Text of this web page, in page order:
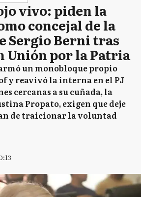
vivo: piden la
concejal de la
Sergio Berni tras
Unión por la Patria
un monobloque propio
y reavivó la interna en el PJ
cercanas a su cuñada, la
Propato, exigen que deje
de traicionar la voluntad